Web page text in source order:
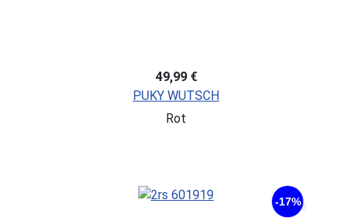
49,99 €
PUKY WUTSCH
Rot
-17%